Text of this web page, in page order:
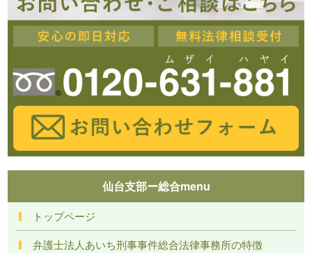
仙台支部ー総合menu
トップページ
弁護士法人あいち刑事事件総合法律事務所の特徴